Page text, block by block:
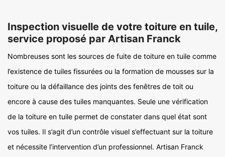
Inspection visuelle de votre toiture en tuile,
service proposé par Artisan Franck
Nombreuses sont les sources de fuite de toiture en tuile comme
l’existence de tuiles fissurées ou la formation de mousses sur la
toiture ou la défaillance des joints des fenêtres de toit ou
encore à cause des tuiles manquantes. Seule une vérification
de la toiture en tuile permet de constater dans quel état sont
vos tuiles. Il s’agit d’un contrôle visuel s’effectuant sur la toiture
et nécessite l’intervention d’un professionnel. Artisan Franck